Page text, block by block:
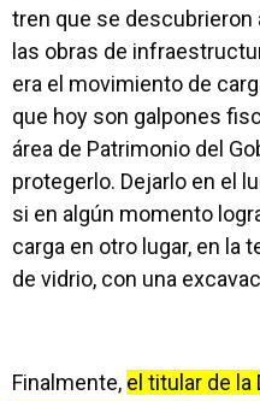
tren que se descubrieron
las obras de
era el movimiento de
que hoy son galpones
área de Patrimonio del
protegerlo. Dejarlo en el
si en algún momento
carga en otro lugar, en la
de vidrio, con una
Finalmente, el titular de la